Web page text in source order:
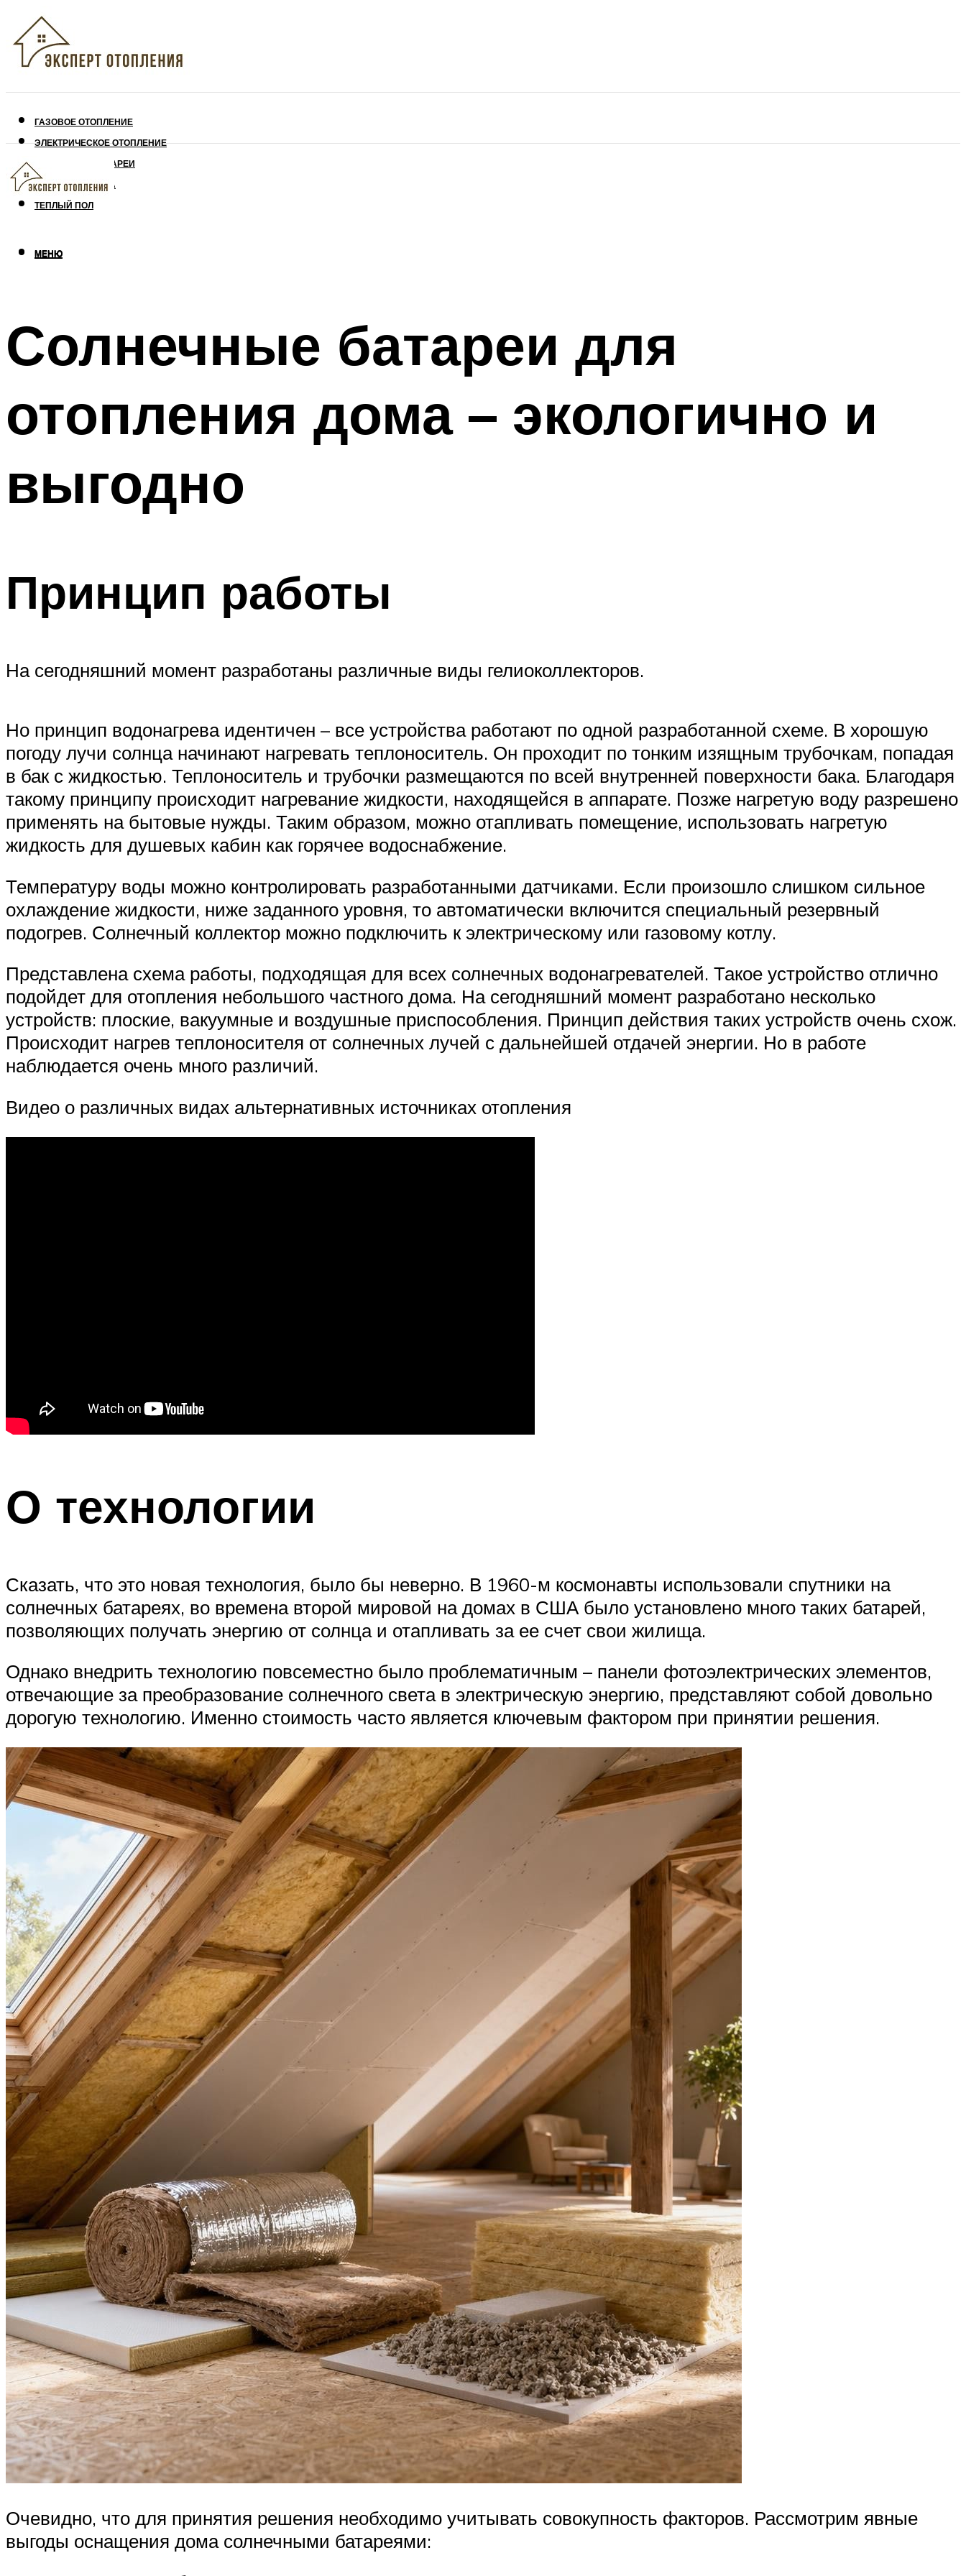
ГАЗОВОЕ ОТОПЛЕНИЕ
ЭЛЕКТРИЧЕСКОЕ ОТОПЛЕНИЕ
СОЛНЕЧНЫЕ БАТАРЕИ
УТЕПЛЕНИЕ ДОМА
ТЕПЛЫЙ ПОЛ
МЕНЮ
МЕНЮ
Солнечные батареи для
отопления дома – экологично и
выгодно
Принцип работы
На сегодняшний момент разработаны различные виды гелиоколлекторов.
Но принцип водонагрева идентичен – все устройства работают по одной разработанной схеме. В хорошую
погоду лучи солнца начинают нагревать теплоноситель. Он проходит по тонким изящным трубочкам, попадая
в бак с жидкостью. Теплоноситель и трубочки размещаются по всей внутренней поверхности бака. Благодаря
такому принципу происходит нагревание жидкости, находящейся в аппарате. Позже нагретую воду разрешено
применять на бытовые нужды. Таким образом, можно отапливать помещение, использовать нагретую
жидкость для душевых кабин как горячее водоснабжение.
Температуру воды можно контролировать разработанными датчиками. Если произошло слишком сильное
охлаждение жидкости, ниже заданного уровня, то автоматически включится специальный резервный
подогрев. Солнечный коллектор можно подключить к электрическому или газовому котлу.
Представлена схема работы, подходящая для всех солнечных водонагревателей. Такое устройство отлично
подойдет для отопления небольшого частного дома. На сегодняшний момент разработано несколько
устройств: плоские, вакуумные и воздушные приспособления. Принцип действия таких устройств очень схож.
Происходит нагрев теплоносителя от солнечных лучей с дальнейшей отдачей энергии. Но в работе
наблюдается очень много различий.
Видео о различных видах альтернативных источниках отопления
О технологии
Сказать, что это новая технология, было бы неверно. В 1960-м космонавты использовали спутники на
солнечных батареях, во времена второй мировой на домах в США было установлено много таких батарей,
позволяющих получать энергию от солнца и отапливать за ее счет свои жилища.
Однако внедрить технологию повсеместно было проблематичным – панели фотоэлектрических элементов,
отвечающие за преобразование солнечного света в электрическую энергию, представляют собой довольно
дорогую технологию. Именно стоимость часто является ключевым фактором при принятии решения.
Очевидно, что для принятия решения необходимо учитывать совокупность факторов. Рассмотрим явные
выгоды оснащения дома солнечными батареями: